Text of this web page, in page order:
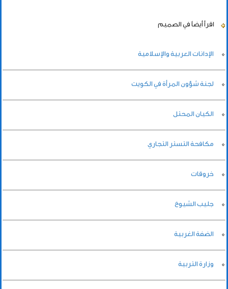
اقرأ أيضاً في الصميم
الإدانات العربية والإسلامية
لجنة شؤون المرأة في الكويت
الكيان المحتل
مكافحة التستر التجاري
خروقات
جليب الشيوخ
الضفة الغربية
وزارة التربية